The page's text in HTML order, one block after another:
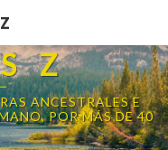
Z
ANCESTRALES E
POR MÁS DE 40